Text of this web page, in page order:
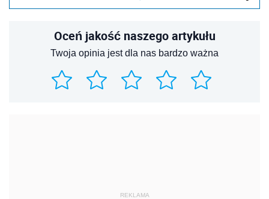
Oceń jakość naszego artykułu
Twoja opinia jest dla nas bardzo ważna
REKLAMA